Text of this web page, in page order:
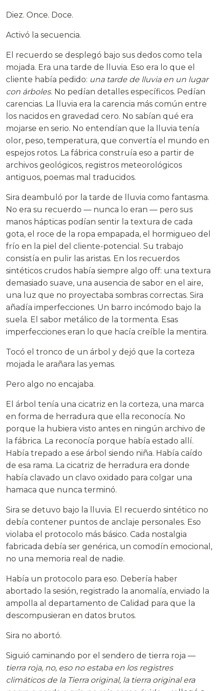
Diez. Once. Doce.
Activó la secuencia.
El recuerdo se desplegó bajo sus dedos como tela
mojada. Era una tarde de lluvia. Eso era lo que el
cliente había pedido: una tarde de lluvia en un lugar
con árboles. No pedían detalles específicos. Pedían
carencias. La lluvia era la carencia más común entre
los nacidos en gravedad cero. No sabían qué era
mojarse en serio. No entendían que la lluvia tenía
olor, peso, temperatura, que convertía el mundo en
espejos rotos. La fábrica construía eso a partir de
archivos geológicos, registros meteorológicos
antiguos, poemas mal traducidos.
Sira deambuló por la tarde de lluvia como fantasma.
No era su recuerdo — nunca lo eran — pero sus
manos hápticas podían sentir la textura de cada
gota, el roce de la ropa empapada, el hormigueo del
frío en la piel del cliente-potencial. Su trabajo
consistía en pulir las aristas. En los recuerdos
sintéticos crudos había siempre algo off: una textura
demasiado suave, una ausencia de sabor en el aire,
una luz que no proyectaba sombras correctas. Sira
añadía imperfecciones. Un barro incómodo bajo la
suela. El sabor metálico de la tormenta. Esas
imperfecciones eran lo que hacía creíble la mentira.
Tocó el tronco de un árbol y dejó que la corteza
mojada le arañara las yemas.
Pero algo no encajaba.
El árbol tenía una cicatriz en la corteza, una marca
en forma de herradura que ella reconocía. No
porque la hubiera visto antes en ningún archivo de
la fábrica. La reconocía porque había estado allí.
Había trepado a ese árbol siendo niña. Había caído
de esa rama. La cicatriz de herradura era donde
había clavado un clavo oxidado para colgar una
hamaca que nunca terminó.
Sira se detuvo bajo la lluvia. El recuerdo sintético no
debía contener puntos de anclaje personales. Eso
violaba el protocolo más básico. Cada nostalgia
fabricada debía ser genérica, un comodín emocional,
no una memoria real de nadie.
Había un protocolo para eso. Debería haber
abortado la sesión, registrado la anomalía, enviado la
ampolla al departamento de Calidad para que la
descompusieran en datos brutos.
Sira no abortó.
Siguió caminando por el sendero de tierra roja —
tierra roja, no, eso no estaba en los registres
climáticos de la Tierra original, la tierra original era